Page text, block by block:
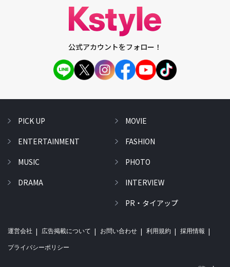
公式アカウントをフォロー！
PICK UP
ENTERTAINMENT
MUSIC
DRAMA
MOVIE
FASHION
PHOTO
INTERVIEW
PR・タイアップ
運営会社 広告掲載について お問い合わせ 利用規約 採用情報
プライバシーポリシー